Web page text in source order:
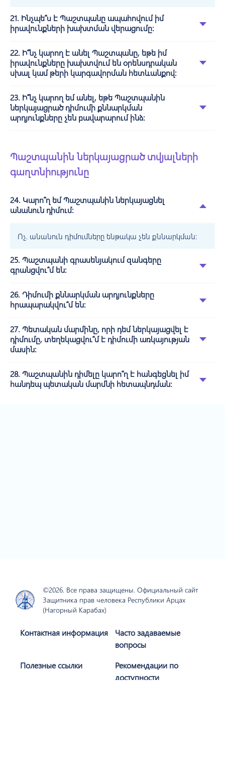
21. Ինչպե՞ս է Պաշտպանը ապահովում իմ
իրավունքների խախտման վերացումը:
22. Ի՞նչ կարող է անել Պաշտպանը, եթե իմ
իրավունքները խախտվում են օրենսդրական
սխալ կամ թերի կարգավորման հետևանքով:
23. Ի՞նչ կարող եմ անել, եթե Պաշտպանին
ներկայացրած դիմումի քննարկման
արդյունքները չեն բավարարում ինձ:
Պաշտպանին ներկայացրած տվյալների
գաղտնիությունը
24. Կարո՞ղ եմ Պաշտպանին ներկայացնել
անանուն դիմում:
Ոչ. անանուն դիմումները ենթակա չեն քննարկման:
25. Պաշտպանի գրասենյակում զանգերը
գրանցվու՞մ են:
26. Դիմումի քննարկման արդյունքները
հրապարակվու՞մ են:
27. Պետական մարմինը, որի դեմ ներկայացվել է
դիմումը, տեղեկացվու՞մ է դիմումի առկայության
մասին:
28. Պաշտպանին դիմելը կարո՞ղ է հանգեցնել իմ
հանդեպ պետական մարմնի հետապնդման:
©2026. Все права защищены. Официальный сайт
Защитника прав человека Республики Арцах
(Нагорный Карабах)
Контактная информация
Часто задаваемые
вопросы
Полезные ссылки
Рекомендации по
доступности